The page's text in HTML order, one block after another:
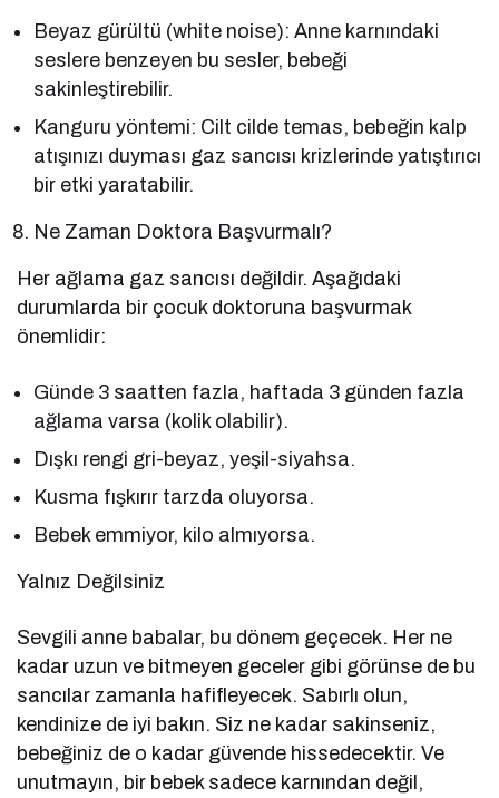
Beyaz gürültü (white noise): Anne karnındaki
seslere benzeyen bu sesler, bebeği
sakinleştirebilir.
Kanguru yöntemi: Cilt cilde temas, bebeğin kalp
atışınızı duyması gaz sancısı krizlerinde yatıştırıcı
bir etki yaratabilir.
Ne Zaman Doktora Başvurmalı?
Her ağlama gaz sancısı değildir. Aşağıdaki
durumlarda bir çocuk doktoruna başvurmak
önemlidir:
Günde 3 saatten fazla, haftada 3 günden fazla
ağlama varsa (kolik olabilir).
Dışkı rengi gri-beyaz, yeşil-siyahsa.
Kusma fışkırır tarzda oluyorsa.
Bebek emmiyor, kilo almıyorsa.
Yalnız Değilsiniz
Sevgili anne babalar, bu dönem geçecek. Her ne
kadar uzun ve bitmeyen geceler gibi görünse de bu
sancılar zamanla hafifleyecek. Sabırlı olun,
kendinize de iyi bakın. Siz ne kadar sakinseniz,
bebeğiniz de o kadar güvende hissedecektir. Ve
unutmayın, bir bebek sadece karnından değil,